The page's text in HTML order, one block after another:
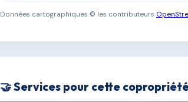
Données cartographiques © les contributeurs
🤝 Services pour cette